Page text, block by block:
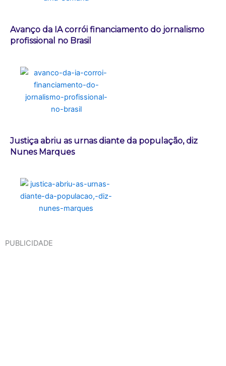
Avanço da IA corrói financiamento do jornalismo
profissional no Brasil
Justiça abriu as urnas diante da população, diz
Nunes Marques
PUBLICIDADE